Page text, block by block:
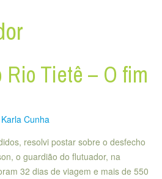
Rio Tietê – O fim
Karla Cunha
resolvi postar sobre o desfecho
o guardião do flutuador, na
32 dias de viagem e mais de 550